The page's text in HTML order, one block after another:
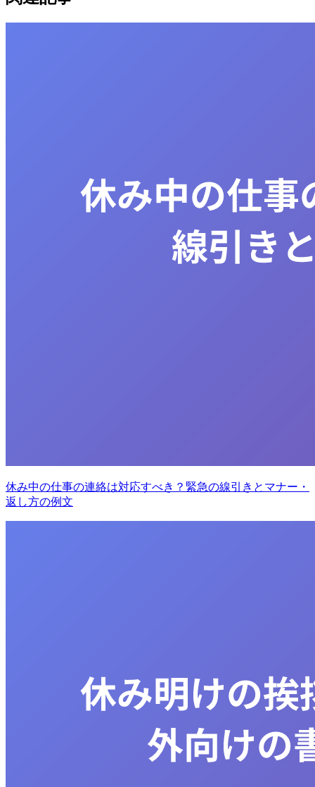
休み中の仕事の連絡は対応すべき？緊急の線引きとマナー・
返し方の例文